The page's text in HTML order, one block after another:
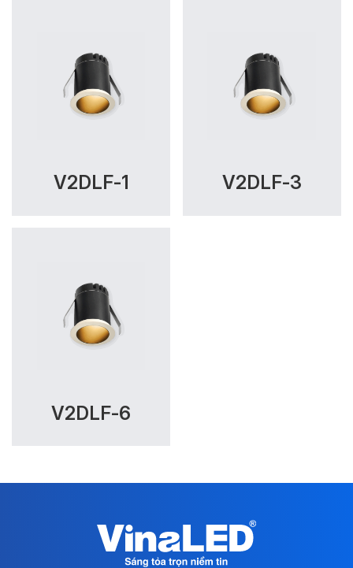
V2DLF-1 V2DLF-3
V2DLF-6